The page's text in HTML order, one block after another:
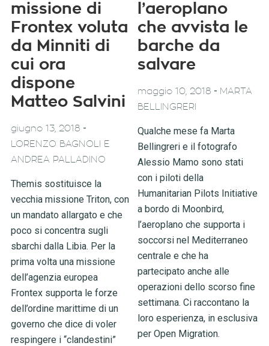
missione di
Frontex voluta
da Minniti di
cui ora
dispone
Matteo Salvini
giugno 13, 2018 -
LORENZO BAGNOLI E
ANDREA PALLADINO
Themis sostituisce la
vecchia missione Triton, con
un mandato allargato e che
poco si concentra sugli
sbarchi dalla Libia. Per la
prima volta una missione
dell’agenzia europea
Frontex supporta le forze
dell’ordine marittime di un
governo che dice di voler
respingere i “clandestini”
l’aeroplano
che avvista le
barche da
salvare
maggio 10, 2018 - MARTA
BELLINGRERI
Qualche mese fa Marta
Bellingreri e il fotografo
Alessio Mamo sono stati
con i piloti della
Humanitarian Pilots Initiative
a bordo di Moonbird,
l’aeroplano che supporta i
soccorsi nel Mediterraneo
centrale e che ha
partecipato anche alle
operazioni dello scorso fine
settimana. Ci raccontano la
loro esperienza, in esclusiva
per Open Migration.